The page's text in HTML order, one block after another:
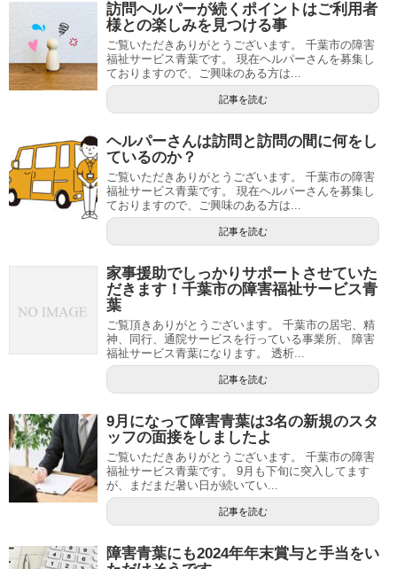
訪問ヘルパーが続くポイントはご利用者
様との楽しみを見つける事
ご覧いただきありがとうございます。 千葉市の障害
福祉サービス青葉です。 現在ヘルパーさんを募集し
ておりますので、ご興味のある方は...
記事を読む
ヘルパーさんは訪問と訪問の間に何をし
ているのか？
ご覧いただきありがとうございます。 千葉市の障害
福祉サービス青葉です。 現在ヘルパーさんを募集し
ておりますので、ご興味のある方は...
記事を読む
家事援助でしっかりサポートさせていた
だきます！千葉市の障害福祉サービス青
葉
ご覧頂きありがとうございます。 千葉市の居宅、精
神、同行、通院サービスを行っている事業所、 障害
福祉サービス青葉になります。 透析...
記事を読む
9月になって障害青葉は3名の新規のスタ
ッフの面接をしましたよ
ご覧いただきありがとうございます。 千葉市の障害
福祉サービス青葉です。 9月も下旬に突入してます
が、まだまだ暑い日が続いてい...
記事を読む
障害青葉にも2024年年末賞与と手当をい